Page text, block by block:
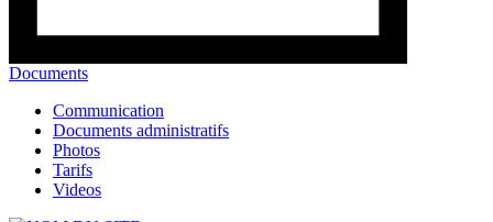
Documents
Communication
Documents administratifs
Photos
Tarifs
Videos